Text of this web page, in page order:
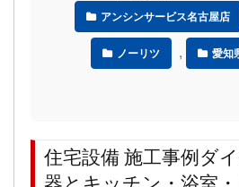
アンシンサービス名古屋店
ノーリツ , 愛知
住宅設備 施工事例ダ